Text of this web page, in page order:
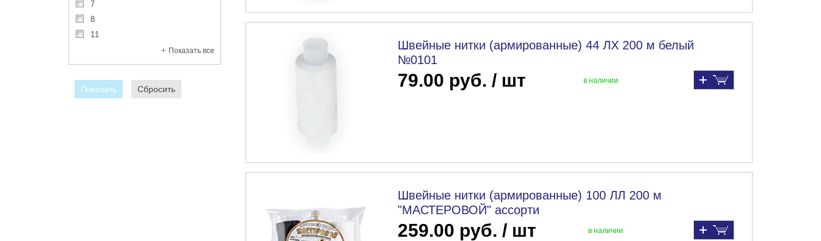
7
8
11
Показать все
Показать Сбросить
Швейные нитки (армированные) 44 ЛХ 200 м белый
№0101
79.00 руб. / шт в наличии
Швейные нитки (армированные) 100 ЛЛ 200 м
"МАСТЕРОВОЙ" ассорти
259.00 руб. / шт в наличии